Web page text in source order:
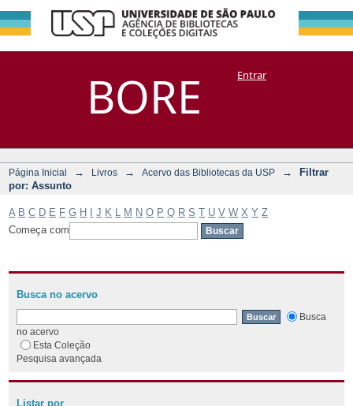
BORE
Filtrar por:
Assunto
DSpace/Manakin + CoriscoEntrar
Página Inicial → Livros → Acervo das Bibliotecas da USP →
Filtrar
por: Assunto
A B C D E F G H J K M N O P Q R S T U V W X Y Z
Começa com
Busca no acervo
Busca
no acervo
Esta Coleção
Pesquisa avançada
Listar por